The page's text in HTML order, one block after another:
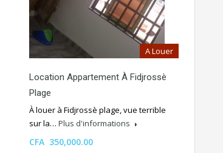
A Louer
Location Appartement À Fidjrossè
Plage
À louer à Fidjrossè plage, vue terrible
sur la… Plus d'informations
CFA 350,000.00